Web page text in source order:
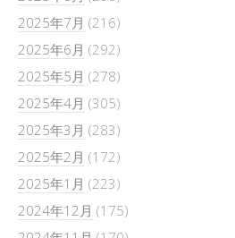
2025年7月 (216)
2025年6月 (292)
2025年5月 (278)
2025年4月 (305)
2025年3月 (283)
2025年2月 (172)
2025年1月 (223)
2024年12月 (175)